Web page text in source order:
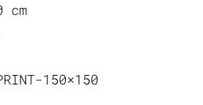
cm
150×150